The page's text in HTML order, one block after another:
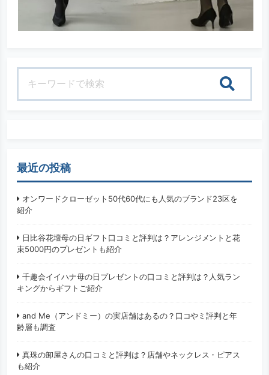
最近の投稿
オンワードクローゼット50代60代にも人気のブランド23区を
紹介
日比谷花壇母の日ギフト口コミと評判は？アレンジメントと花
束5000円のプレゼントも紹介
千趣会イイハナ母の日プレゼントの口コミと評判は？人気ラン
キングからギフトご紹介
and Me（アンドミー）の実店舗はあるの？口コやミ評判と年
齢層も調査
真珠の卸屋さんの口コミと評判は？店舗やネックレス・ピアス
も紹介